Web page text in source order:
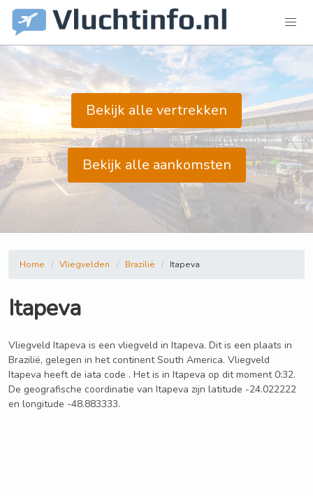
Bekijk alle vertrekken
Bekijk alle aankomsten
Home Vliegvelden Brazilië Itapeva
Itapeva
Vliegveld Itapeva is een vliegveld in Itapeva. Dit is een plaats in
Brazilië, gelegen in het continent South America. Vliegveld
Itapeva heeft de iata code . Het is in Itapeva op dit moment 0:32.
De geografische coordinatie van Itapeva zijn latitude -24.022222
en longitude -48.883333.